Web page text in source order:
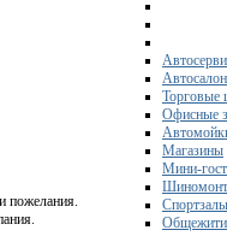
Торговые
Офисные
Магазины
Мини-
Спортзалы
пожелания.